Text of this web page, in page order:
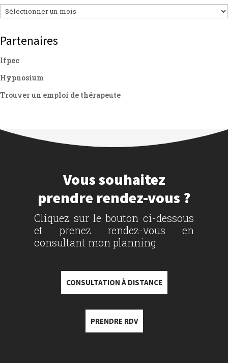
Archives
Partenaires
Ifpec
Hypnosium
Trouver un emploi de thérapeute
Vous souhaitez
prendre rendez-vous ?
Cliquez sur le bouton ci-dessous
et prenez rendez-vous en
consultant mon planning
CONSULTATION À DISTANCE
PRENDRE RDV